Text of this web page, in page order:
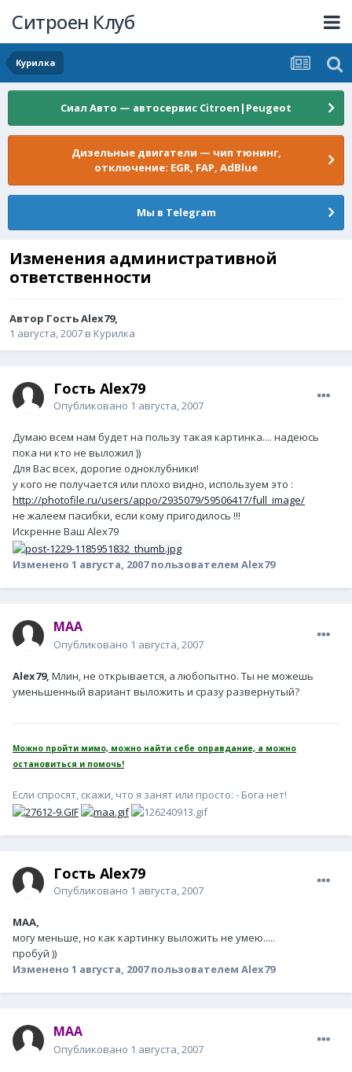
Ситроен Клуб
Курилка
Сиал Авто — автосервис Citroen|Peugeot
Дизельные двигатели — чип тюнинг,
отключение: EGR, FAP, AdBlue
Мы в Telegram
Изменения административной
ответственности
Автор Гость Alex79,
1 августа, 2007 в Курилка
Гость Alex79
Опубликовано 1 августа, 2007
Думаю всем нам будет на пользу такая картинка.... надеюсь
пока ни кто не выложил ))
Для Вас всех, дорогие одноклубники!
у кого не получается или плохо видно, используем это :
http://photofile.ru/users/appo/2935079/59506417/full_image/
не жалеем пасибки, если кому пригодилось !!!
Искренне Ваш Alex79
Изменено 1 августа, 2007пользователем Alex79
MAA
Опубликовано 1 августа, 2007
Alex79, Млин, не открывается, а любопытно. Ты не можешь
уменьшенный вариант выложить и сразу развернутый?
Можно пройти мимо, можно найти себе оправдание, а можно
остановиться и помочь!
Если спросят, скажи, что я занят или просто: - Бога нет!
Гость Alex79
Опубликовано 1 августа, 2007
MAA,
могу меньше, но как картинку выложить не умею.....
пробуй ))
Изменено 1 августа, 2007пользователем Alex79
MAA
Опубликовано 1 августа, 2007